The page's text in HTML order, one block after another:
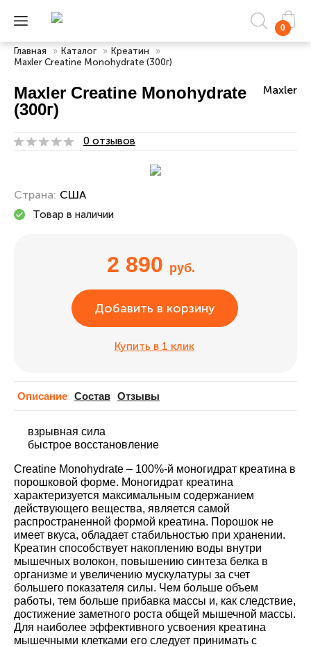
0
Главная » Каталог » Креатин
»
Maxler Creatine Monohydrate (300г)
Maxler Creatine Monohydrate
(300г)
Maxler
0 отзывов
Страна: США
Товар в наличии
2 890 руб.
Добавить в корзину
Купить в 1 клик
Описание Cостав Отзывы
взрывная сила
быстрое восстановление
Creatine Monohydrate – 100%-й моногидрат креатина в
порошковой форме. Моногидрат креатина
характеризуется максимальным содержанием
действующего вещества, является самой
распространенной формой креатина. Порошок не
имеет вкуса, обладает стабильностью при хранении.
Креатин способствует накоплению воды внутри
мышечных волокон, повышению синтеза белка в
организме и увеличению мускулатуры за счет
большего показателя силы. Чем больше объем
работы, тем больше прибавка массы и, как следствие,
достижение заметного роста общей мышечной массы.
Для наиболее эффективного усвоения креатина
мышечными клетками его следует принимать с